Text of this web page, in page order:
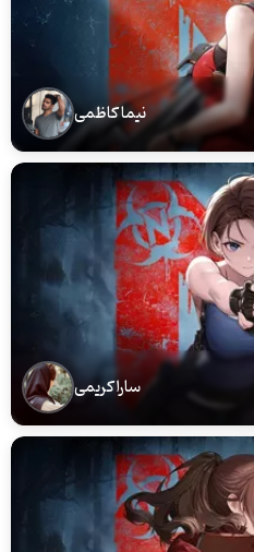
نیما کاظمی
سارا کریمی